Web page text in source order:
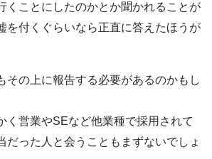
くことにしたのかとか聞かれることが
を付くぐらいなら正直に答えたほうが
その上に報告する必要があるのかもし
く営業やSEなど他業種で採用されて
だった人と会うこともまずないでしょ